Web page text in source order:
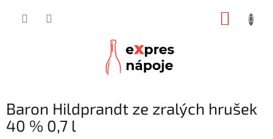
Baron Hildprandt ze zralých hrušek
40 % 0,7 l